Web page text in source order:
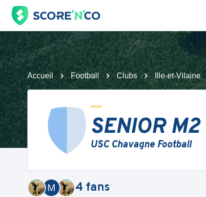
Accueil Football Clubs Ille-et-Vilaine
SENIOR M2
USC Chavagne Football
M 4 fans